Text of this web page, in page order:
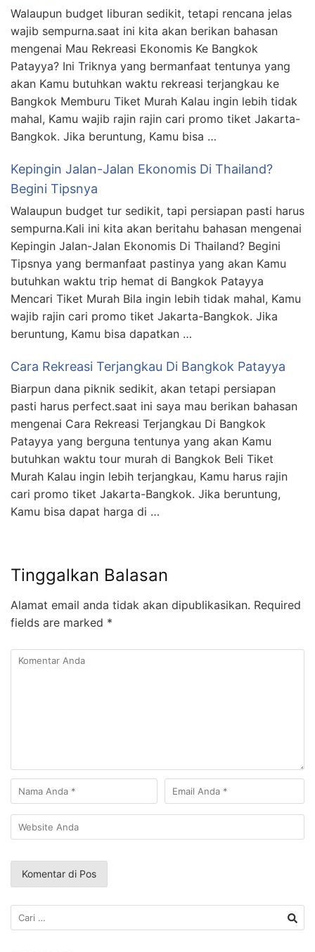
Walaupun budget liburan sedikit, tetapi rencana jelas
wajib sempurna.saat ini kita akan berikan bahasan
mengenai Mau Rekreasi Ekonomis Ke Bangkok
Patayya? Ini Triknya yang bermanfaat tentunya yang
akan Kamu butuhkan waktu rekreasi terjangkau ke
Bangkok Memburu Tiket Murah Kalau ingin lebih tidak
mahal, Kamu wajib rajin rajin cari promo tiket Jakarta-
Bangkok. Jika beruntung, Kamu bisa …
Kepingin Jalan-Jalan Ekonomis Di Thailand?
Begini Tipsnya
Walaupun budget tur sedikit, tapi persiapan pasti harus
sempurna.Kali ini kita akan beritahu bahasan mengenai
Kepingin Jalan-Jalan Ekonomis Di Thailand? Begini
Tipsnya yang bermanfaat pastinya yang akan Kamu
butuhkan waktu trip hemat di Bangkok Patayya
Mencari Tiket Murah Bila ingin lebih tidak mahal, Kamu
wajib rajin cari promo tiket Jakarta-Bangkok. Jika
beruntung, Kamu bisa dapatkan …
Cara Rekreasi Terjangkau Di Bangkok Patayya
Biarpun dana piknik sedikit, akan tetapi persiapan
pasti harus perfect.saat ini saya mau berikan bahasan
mengenai Cara Rekreasi Terjangkau Di Bangkok
Patayya yang berguna tentunya yang akan Kamu
butuhkan waktu tour murah di Bangkok Beli Tiket
Murah Kalau ingin lebih terjangkau, Kamu harus rajin
cari promo tiket Jakarta-Bangkok. Jika beruntung,
Kamu bisa dapat harga di …
Tinggalkan Balasan
Alamat email anda tidak akan dipublikasikan. Required
fields are marked *
Cari
untuk: